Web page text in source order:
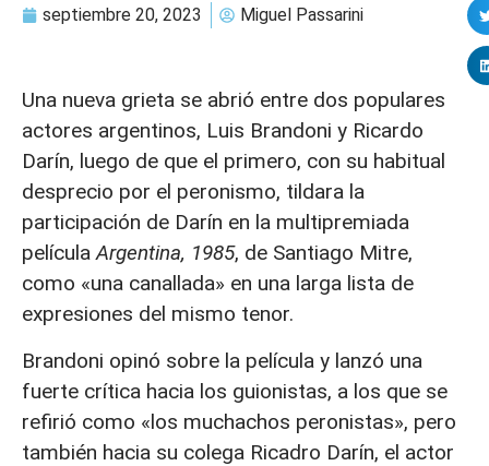
septiembre 20, 2023 Miguel Passarini
Una nueva grieta se abrió entre dos populares
actores argentinos, Luis Brandoni y Ricardo
Darín, luego de que el primero, con su habitual
desprecio por el peronismo, tildara la
participación de Darín en la multipremiada
películaArgentina, 1985, de Santiago Mitre,
como «una canallada» en una larga lista de
expresiones del mismo tenor.
Brandoni opinó sobre la película y lanzó una
fuerte crítica hacia los guionistas, a los que se
refirió como «los muchachos peronistas», pero
también hacia su colega Ricadro Darín, el actor